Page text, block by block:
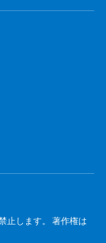
止します。 著作権は